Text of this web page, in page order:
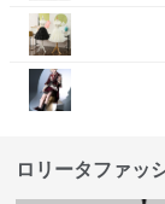
ロリータファッ